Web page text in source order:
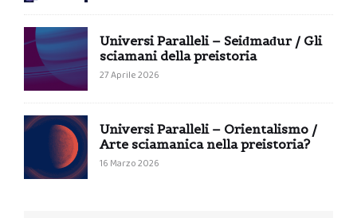
Universi Paralleli – Seiđmađur / Gli
sciamani della preistoria
27 Aprile 2026
Universi Paralleli – Orientalismo /
Arte sciamanica nella preistoria?
16 Marzo 2026